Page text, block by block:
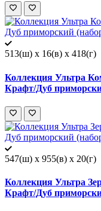
513(ш) x 16(в) x 418(г)
Коллекция Ультра
Крафт/Дуб
547(ш) x 955(в) x 20(г)
Коллекция Ультра
Крафт/Дуб